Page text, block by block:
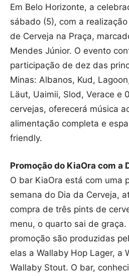
Em Belo Horizonte, a
sábado (5), com a
de Cerveja na Praça,
Mendes Júnior. O evento
participação de dez das
Minas: Albanos, Kud,
Läut, Uaimii, Slod, Verace e
cervejas, oferecerá música
alimentação completa e
friendly.
Promoção do KiaOra com a
O bar KiaOra está com uma
semana do Dia da Cerveja,
compra de três pints de
menu, o quarto sai de
promoção são produzidas
elas a Wallaby Hop Lager, a
Wallaby Stout. O bar,